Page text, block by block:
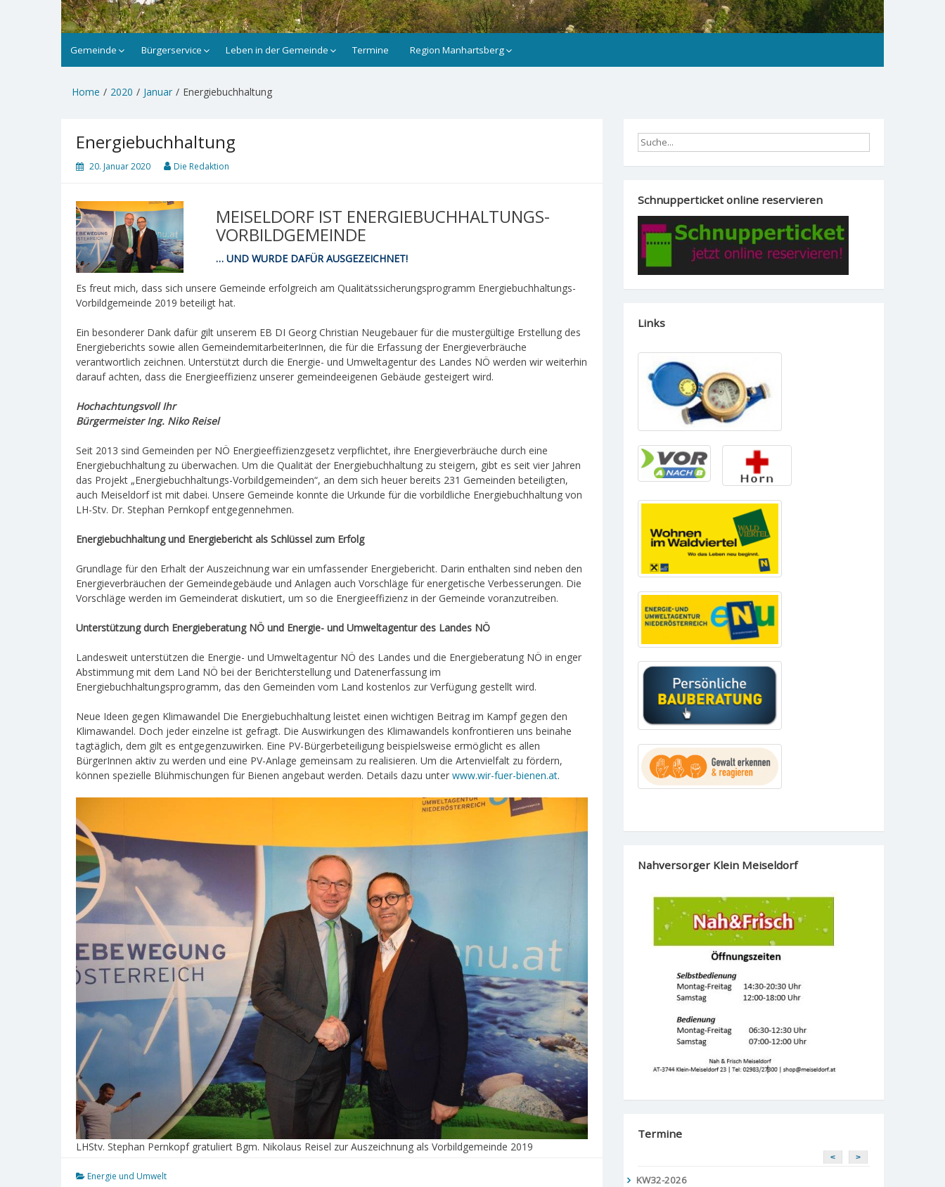
Gemeinde Bürgerservice Leben in der Gemeinde Termine Region Manhartsberg
Home 2020 Januar Energiebuchhaltung
Energiebuchhaltung
20. Januar 2020 Die Redaktion
MEISELDORF IST ENERGIEBUCHHALTUNGS-
VORBILDGEMEINDE
… UND WURDE DAFÜR AUSGEZEICHNET!
Es freut mich, dass sich unsere Gemeinde erfolgreich am Qualitätssicherungsprogramm Energiebuchhaltungs-
Vorbildgemeinde 2019 beteiligt hat.
Ein besonderer Dank dafür gilt unserem EB DI Georg Christian Neugebauer für die mustergültige Erstellung des
Energieberichts sowie allen GemeindemitarbeiterInnen, die für die Erfassung der Energieverbräuche
verantwortlich zeichnen. Unterstützt durch die Energie- und Umweltagentur des Landes NÖ werden wir weiterhin
darauf achten, dass die Energieeffizienz unserer gemeindeeigenen Gebäude gesteigert wird.
Hochachtungsvoll Ihr
Bürgermeister Ing. Niko Reisel
Seit 2013 sind Gemeinden per NÖ Energieeffizienzgesetz verpflichtet, ihre Energieverbräuche durch eine
Energiebuchhaltung zu überwachen. Um die Qualität der Energiebuchhaltung zu steigern, gibt es seit vier Jahren
das Projekt „Energiebuchhaltungs-Vorbildgemeinden“, an dem sich heuer bereits 231 Gemeinden beteiligten,
auch Meiseldorf ist mit dabei. Unsere Gemeinde konnte die Urkunde für die vorbildliche Energiebuchhaltung von
LH-Stv. Dr. Stephan Pernkopf entgegennehmen.
Energiebuchhaltung und Energiebericht als Schlüssel zum Erfolg
Grundlage für den Erhalt der Auszeichnung war ein umfassender Energiebericht. Darin enthalten sind neben den
Energieverbräuchen der Gemeindegebäude und Anlagen auch Vorschläge für energetische Verbesserungen. Die
Vorschläge werden im Gemeinderat diskutiert, um so die Energieeffizienz in der Gemeinde voranzutreiben.
Unterstützung durch Energieberatung NÖ und Energie- und Umweltagentur des Landes NÖ
Landesweit unterstützen die Energie- und Umweltagentur NÖ des Landes und die Energieberatung NÖ in enger
Abstimmung mit dem Land NÖ bei der Berichterstellung und Datenerfassung im
Energiebuchhaltungsprogramm, das den Gemeinden vom Land kostenlos zur Verfügung gestellt wird.
Neue Ideen gegen Klimawandel Die Energiebuchhaltung leistet einen wichtigen Beitrag im Kampf gegen den
Klimawandel. Doch jeder einzelne ist gefragt. Die Auswirkungen des Klimawandels konfrontieren uns beinahe
tagtäglich, dem gilt es entgegenzuwirken. Eine PV-Bürgerbeteiligung beispielsweise ermöglicht es allen
BürgerInnen aktiv zu werden und eine PV-Anlage gemeinsam zu realisieren. Um die Artenvielfalt zu fördern,
können spezielle Blühmischungen für Bienen angebaut werden. Details dazu unter www.wir-fuer-bienen.at.
LHStv. Stephan Pernkopf gratuliert Bgm. Nikolaus Reisel zur Auszeichnung als Vorbildgemeinde 2019
Energie und Umwelt
Schnupperticket online reservieren
Links
Nahversorger Klein Meiseldorf
Termine
< >
KW32-2026